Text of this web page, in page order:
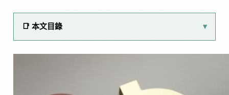
📑 本文目錄